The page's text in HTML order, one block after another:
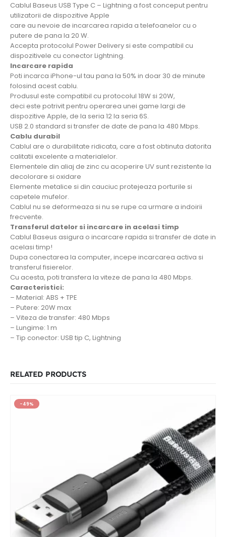
Cablul Baseus USB Type C – Lightning a fost conceput pentru
utilizatorii de dispozitive Apple
care au nevoie de incarcarea rapida a telefoanelor cu o
putere de pana la 20 W.
Accepta protocolul Power Delivery si este compatibil cu
dispozitivele cu conector Lightning.
Incarcare rapida
Poti incarca iPhone-ul tau pana la 50% in doar 30 de minute
folosind acest cablu.
Produsul este compatibil cu protocolul 18W si 20W,
deci este potrivit pentru operarea unei game largi de
dispozitive Apple, de la seria 12 la seria 6S.
USB 2.0 standard si transfer de date de pana la 480 Mbps.
Cablu durabil
Cablul are o durabilitate ridicata, care a fost obtinuta datorita
calitatii excelente a materialelor.
Elementele din aliaj de zinc cu acoperire UV sunt rezistente la
decolorare si oxidare
Elemente metalice si din cauciuc protejeaza porturile si
capetele mufelor.
Cablul nu se deformeaza si nu se rupe ca urmare a indoirii
frecvente.
Transferul datelor si incarcare in acelasi timp
Cablul Baseus asigura o incarcare rapida si transfer de date in
acelasi timp!
Dupa conectarea la computer, incepe incarcarea activa si
transferul fisierelor.
Cu acesta, poti transfera la viteze de pana la 480 Mbps.
Caracteristici:
– Material: ABS + TPE
– Putere: 20W max
– Viteza de transfer: 480 Mbps
– Lungime: 1 m
– Tip conector: USB tip C, Lightning
RELATED PRODUCTS
-49%